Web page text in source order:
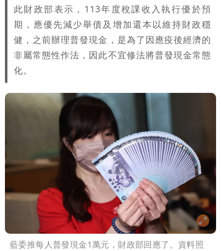
頭 辦公室全是「1聲音」
此財政部表示，113年度稅課收入執行優於預
期，應優先減少舉債及增加還本以維持財政穩
健，之前辦理普發現金，是為了因應疫後經濟的
非屬常態性作法，因此不宜修法將普發現金常態
化。
藍委推每人普發現金1萬元，財政部回應了。資料照